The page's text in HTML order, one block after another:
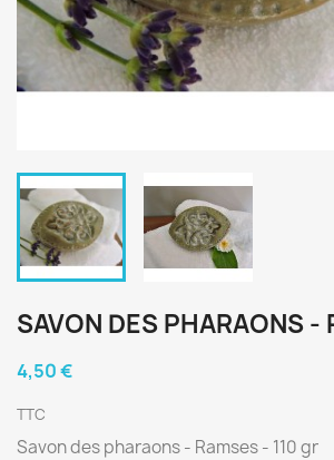
SAVON DES PHARAONS -
4,50 €
TTC
Savon des pharaons - Ramses - 110 gr